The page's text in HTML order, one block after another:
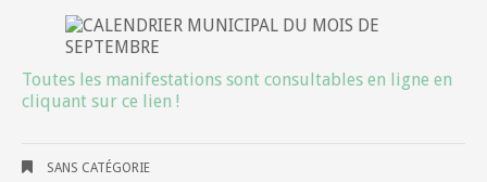
Toutes les manifestations sont consultables en ligne en
cliquant sur ce lien !
SANS CATÉGORIE